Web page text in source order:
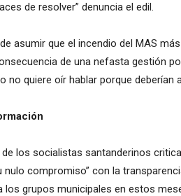
de resolver” denuncia el edil.
asumir que el incendio del MAS
de una nefasta gestión
no quiere oír hablar porque deberían
los socialistas santanderinos
nulo compromiso” con la
grupos municipales en estos